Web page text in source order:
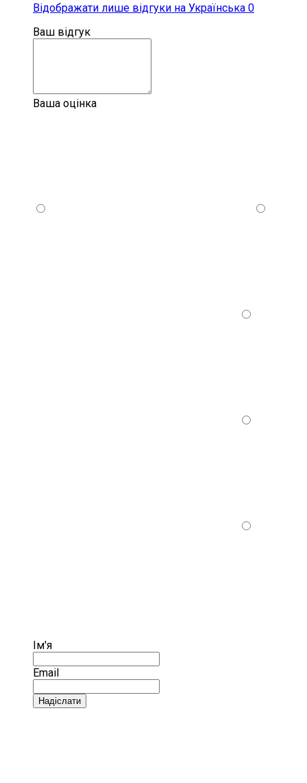
Відображати лише відгуки на Українська 0
Ваш відгук
Ваша оцінка
Ім'я
Email
Надіслати